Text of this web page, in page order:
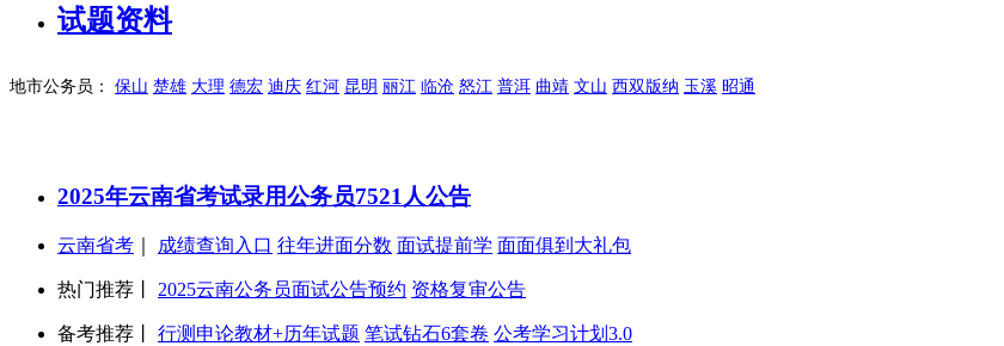
试题资料
地市公务员： 保山 楚雄 大理 德宏 迪庆 红河 昆明 丽江 临沧 怒江 普洱 曲靖 文山 西双版纳 玉溪 昭通
2025年云南省考试录用公务员7521人公告
云南省考 成绩查询入口 往年进面分数 面试提前学 面面俱到大礼包
热门推荐丨 2025云南公务员面试公告预约 资格复审公告
备考推荐丨 行测申论教材+历年试题 笔试钻石6套卷 公考学习计划3.0